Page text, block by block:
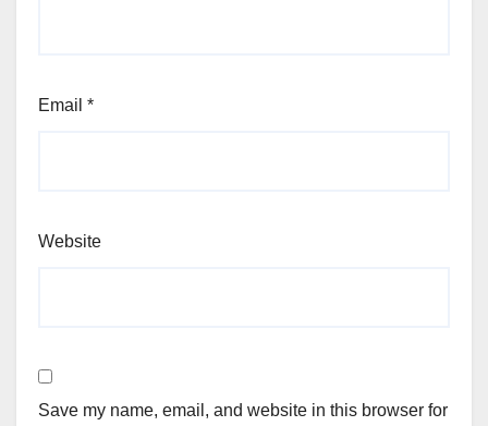
Email *
Website
Save my name, email, and website in this browser for